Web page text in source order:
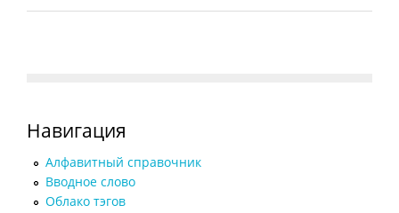
Навигация
Алфавитный справочник
Вводное слово
Облако тэгов